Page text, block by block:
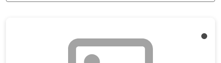
Titan